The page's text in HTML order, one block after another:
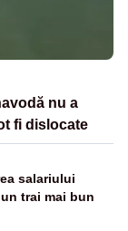
nu a
fi dislocate
salariului
trai mai bun